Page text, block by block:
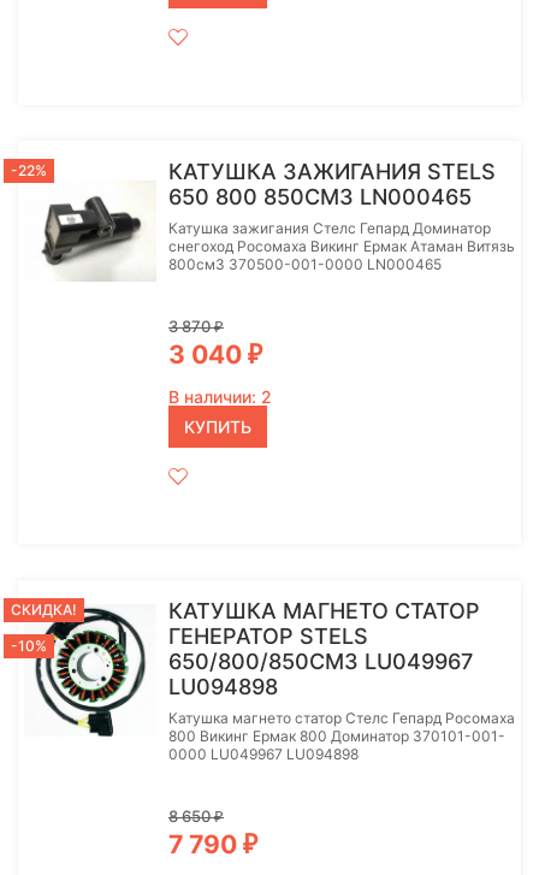
-22%
КАТУШКА ЗАЖИГАНИЯ STELS
650 800 850СМ3 LN000465
Катушка зажигания Стелс Гепард Доминатор
снегоход Росомаха Викинг Ермак Атаман Витязь
800см3 370500-001-0000 LN000465
3 870₽
3 040 ₽
В наличии: 2
КУПИТЬ
СКИДКА!
-10%
КАТУШКА МАГНЕТО СТАТОР
ГЕНЕРАТОР STELS
650/800/850СМ3 LU049967
LU094898
Катушка магнето статор Стелс Гепард Росомаха
800 Викинг Ермак 800 Доминатор 370101-001-
0000 LU049967 LU094898
8 650₽
7 790 ₽